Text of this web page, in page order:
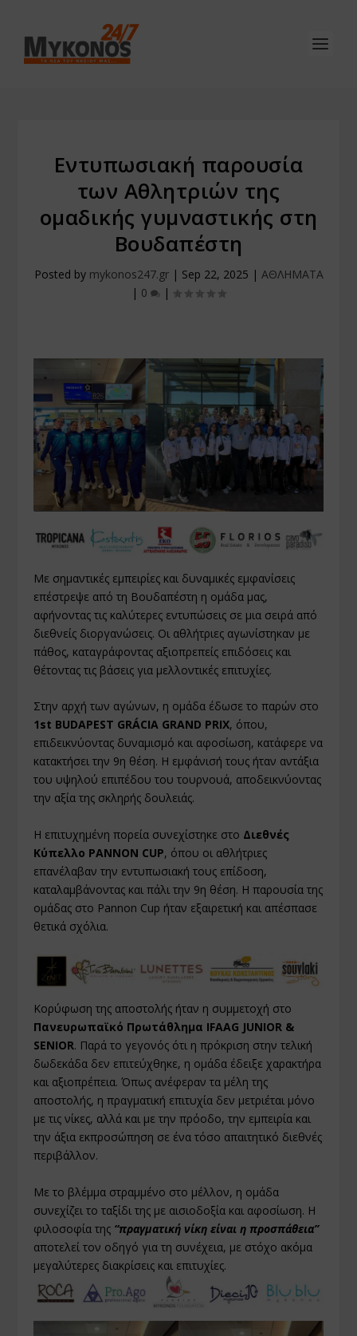
Εντυπωσιακή παρουσία
των Αθλητριών της
ομαδικής γυμναστικής στη
Βουδαπέστη
Posted by mykonos247.gr| Sep 22, 2025 | ΑΘΛΗΜΑΤΑ
| 0 |
Με σημαντικές εμπειρίες και δυναμικές εμφανίσεις
επέστρεψε από τη Βουδαπέστη η ομάδα μας,
αφήνοντας τις καλύτερες εντυπώσεις σε μια σειρά από
διεθνείς διοργανώσεις. Οι αθλήτριες αγωνίστηκαν με
πάθος, καταγράφοντας αξιοπρεπείς επιδόσεις και
θέτοντας τις βάσεις για μελλοντικές επιτυχίες.
Στην αρχή των αγώνων, η ομάδα έδωσε το παρών στο
1st BUDAPEST GRÁCIA GRAND PRIX, όπου,
επιδεικνύοντας δυναμισμό και αφοσίωση, κατάφερε να
κατακτήσει την 9η θέση. Η εμφάνισή τους ήταν αντάξια
του υψηλού επιπέδου του τουρνουά, αποδεικνύοντας
την αξία της σκληρής δουλειάς.
Η επιτυχημένη πορεία συνεχίστηκε στο Διεθνές
Κύπελλο PANNON CUP, όπου οι αθλήτριες
επανέλαβαν την εντυπωσιακή τους επίδοση,
καταλαμβάνοντας και πάλι την 9η θέση. Η παρουσία της
ομάδας στο Pannon Cup ήταν εξαιρετική και απέσπασε
θετικά σχόλια.
Κορύφωση της αποστολής ήταν η συμμετοχή στο
Πανευρωπαϊκό Πρωτάθλημα IFAAG JUNIOR &
SENIOR. Παρά το γεγονός ότι η πρόκριση στην τελική
δωδεκάδα δεν επιτεύχθηκε, η ομάδα έδειξε χαρακτήρα
και αξιοπρέπεια. Όπως ανέφεραν τα μέλη της
αποστολής, η πραγματική επιτυχία δεν μετριέται μόνο
με τις νίκες, αλλά και με την πρόοδο, την εμπειρία και
την άξια εκπροσώπηση σε ένα τόσο απαιτητικό διεθνές
περιβάλλον.
Με το βλέμμα στραμμένο στο μέλλον, η ομάδα
συνεχίζει το ταξίδι της με αισιοδοξία και αφοσίωση. Η
φιλοσοφία της “πραγματική νίκη είναι η προσπάθεια”
αποτελεί τον οδηγό για τη συνέχεια, με στόχο ακόμα
μεγαλύτερες διακρίσεις και επιτυχίες.